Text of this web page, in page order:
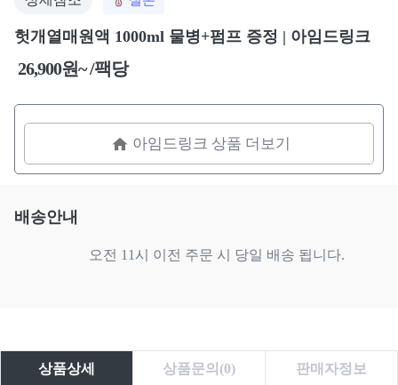
헛개열매원액 1000ml 물병+펌프 증정 | 아임드링크
26,900원~ /팩당
아임드링크 상품 더보기
배송안내
상품상세 상품문의(0) 판매자정보